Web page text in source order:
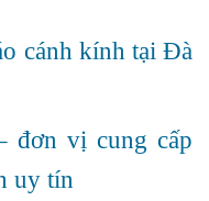
cánh kính tại Đà
đơn vị cung cấp
uy tín